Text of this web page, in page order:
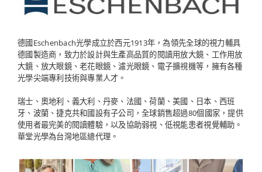
德國Eschenbach光學成立於西元1913年，為領先全球的視力輔具
德國製造商，致力於設計與生產高品質的閱讀用放大鏡、工作用放
大鏡、放大眼鏡、老花眼鏡、濾光眼鏡、電子擴視機等，擁有各種
光學尖端專利技術與專業人才。
瑞士、奧地利、義大利、丹麥、法國、荷蘭、美國、日本、西班
牙、波蘭、捷克共和國設有子公司，全球銷售超過80個國家，提供
使用者最完美的閱讀體驗，以及協助弱視、低視能患者視覺輔助。
華堂光學為台灣地區總代理。